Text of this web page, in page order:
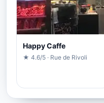
Happy Caffe
★ 4.6/5 · Rue de Rivoli